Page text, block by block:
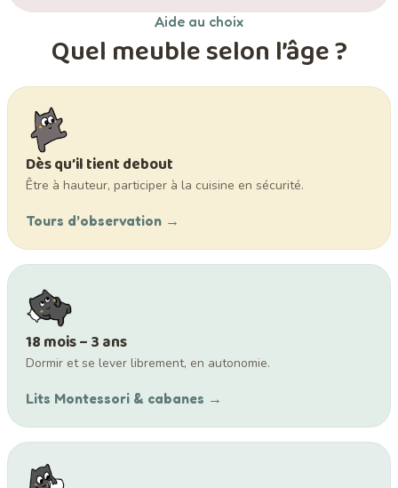
Aide au choix
Quel meuble selon l’âge ?
Dès qu’il tient debout
Être à hauteur, participer à la cuisine en sécurité.
Tours d’observation →
18 mois – 3 ans
Dormir et se lever librement, en autonomie.
Lits Montessori & cabanes →